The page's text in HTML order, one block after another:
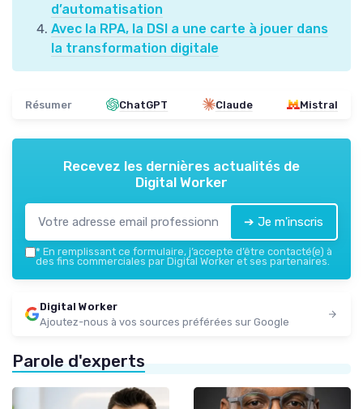
d’automatisation
Avec la RPA, la DSI a une carte à jouer dans
la transformation digitale
Résumer ChatGPT Claude Mistral
Recevez les dernières actualités de
Digital Worker
➔ Je m'inscris
* En remplissant ce formulaire, j’accepte d’être contacté(e) à
des fins commerciales par Digital Worker et ses partenaires.
Digital Worker
Ajoutez-nous à vos sources préférées sur Google
Parole d'experts